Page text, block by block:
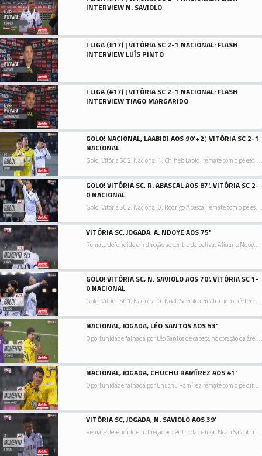
INTERVIEW N. SAVIOLO
I LIGA (#17) | VITÓRIA SC 2-1 NACIONAL: FLASH
INTERVIEW LUÍS PINTO
I LIGA (#17) | VITÓRIA SC 2-1 NACIONAL: FLASH
INTERVIEW TIAGO MARGARIDO
GOLO! NACIONAL, LAABIDI AOS 90'+2', VITÓRIA SC 2-1
NACIONAL
Golo! Vitória SC 2, Nacional 1. Chiheb Labidi remate com o pé esquerdo no coração da área.
GOLO! VITÓRIA SC, R. ABASCAL AOS 87', VITÓRIA SC 2-
0 NACIONAL
Golo! Vitória SC 2, Nacional 0. Rodrigo Abascal remate com o pé esquerdo no coração da área.
VITÓRIA SC, JOGADA, A. NDOYE AOS 75'
Remate defendido em direção ao centro da baliza. Alioune Ndoye remate com o pé direito no coração da área. Assistência de Noah Saviolo.
GOLO! VITÓRIA SC, N. SAVIOLO AOS 70', VITÓRIA SC 1-
0 NACIONAL
Golo! Vitória SC 1, Nacional 0. Noah Saviolo remate com o pé direito de um ângulo dificil da direita.
NACIONAL, JOGADA, LÉO SANTOS AOS 53'
Oportunidade falhada por Léo Santos de cabeça no coração da área. Assistência de Liziero depois de um livre.
NACIONAL, JOGADA, CHUCHU RAMÍREZ AOS 41'
Oportunidade falhada por Chuchu Ramírez remate com o pé direito no coração da área. Assistência de Paulinho Bóia depois de um contra ataque.
VITÓRIA SC, JOGADA, N. SAVIOLO AOS 39'
Remate defendido em direção ao centro da baliza. Noah Saviolo remate com o pé direito no coração da área. Assistência de Gonçalo Nogueira.